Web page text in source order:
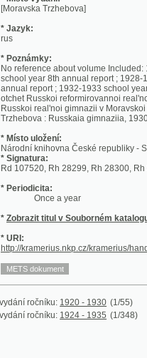
about volume Included: 1920-
report ; 1932-1933 school year 13th
Russkoi reformirovannoi real'noi
real'noi gimnazii v Moravskoi
: Russkaia gimnaziia, 1930]
uložení:
knihovna České republiky -
Once a year
titul v Souborném katalogu ČR
kramerius.nkp.cz/kramerius/handle/
ročníku:1920 - 1930 (1/55)